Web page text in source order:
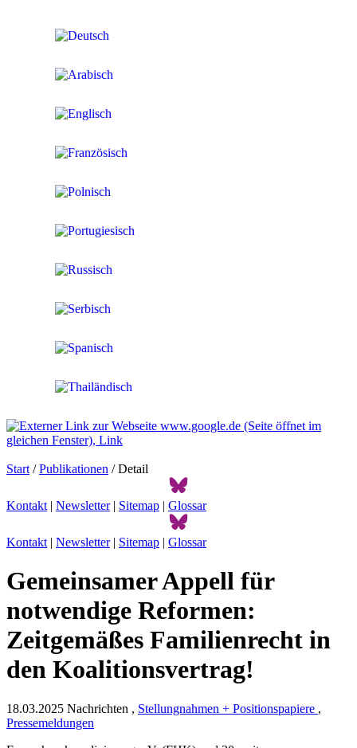
Start /Publikationen / Detail
Kontakt | Newsletter| Sitemap | Glossar
Kontakt | Newsletter| Sitemap | Glossar
Gemeinsamer Appell für
notwendige Reformen:
Zeitgemäßes Familienrecht in
den Koalitionsvertrag!
18.03.2025 Nachrichten , Stellungnahmen + Positionspapiere ,
Pressemeldungen